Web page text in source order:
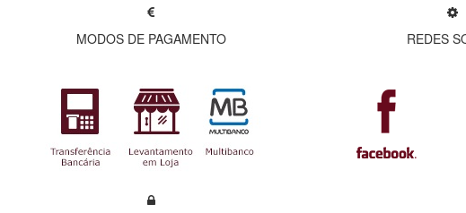
MODOS DE PAGAMENTO REDES